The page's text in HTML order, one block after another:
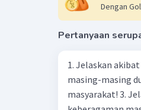
Dengan
Pertanyaan
1. Jelaskan akibat
masing-masing
masyarakat! 3. Jelaskan macam-macam konflik yang terjadi akibat